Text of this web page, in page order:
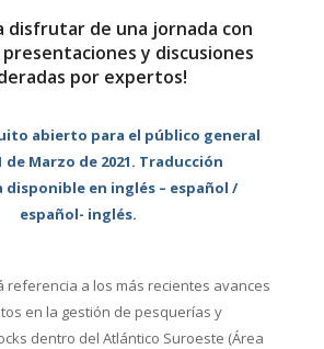
disfrutar de una jornada con
y discusiones
por expertos!
abierto para el público general
de Marzo de 2021. Traducción
disponible en inglés – español /
español- inglés.
referencia a los más recientes avances
en la gestión de pesquerías y
dentro del Atlántico Suroeste (Área